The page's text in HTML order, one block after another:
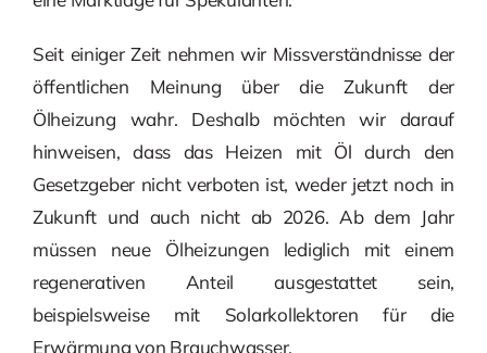
Seit einiger Zeit nehmen wir Missverständnisse der
öffentlichen Meinung über die Zukunft der
Ölheizung wahr. Deshalb möchten wir darauf
hinweisen, dass das Heizen mit Öl durch den
Gesetzgeber nicht verboten ist, weder jetzt noch in
Zukunft und auch nicht ab 2026. Ab dem Jahr
müssen neue Ölheizungen lediglich mit einem
regenerativen Anteil ausgestattet sein,
beispielsweise mit Solarkollektoren für die
Erwärmung von Brauchwasser.